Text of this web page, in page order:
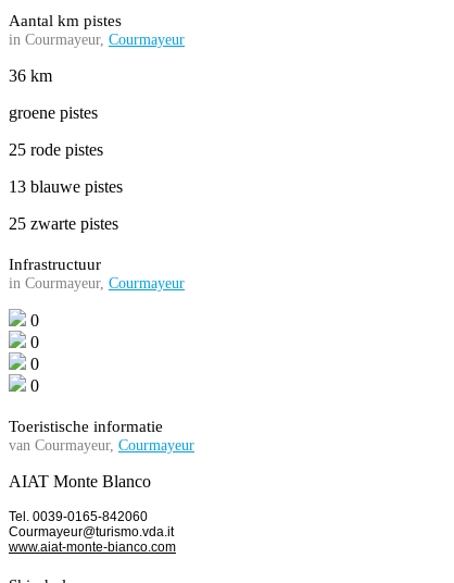
Aantal km pistes
in Courmayeur, Courmayeur
36 km
groene pistes
25 rode pistes
13 blauwe pistes
25 zwarte pistes
Infrastructuur
in Courmayeur, Courmayeur
0
0
0
0
Toeristische informatie
van Courmayeur, Courmayeur
AIAT Monte Blanco
Tel. 0039-0165-842060
Courmayeur@turismo.vda.it
www.aiat-monte-bianco.com